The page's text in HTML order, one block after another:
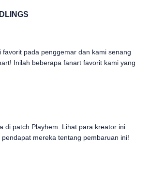
favorit pada penggemar dan kami senang
Inilah beberapa fanart favorit kami yang
di patch Playhem. Lihat para kreator ini
mereka tentang pembaruan ini!